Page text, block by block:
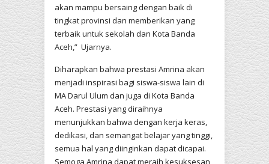
akan mampu bersaing dengan baik di
tingkat provinsi dan memberikan yang
terbaik untuk sekolah dan Kota Banda
Aceh,” Ujarnya.
Diharapkan bahwa prestasi Amrina akan
menjadi inspirasi bagi siswa-siswa lain di
MA Darul Ulum dan juga di Kota Banda
Aceh. Prestasi yang diraihnya
menunjukkan bahwa dengan kerja keras,
dedikasi, dan semangat belajar yang tinggi,
semua hal yang diinginkan dapat dicapai.
Semoga Amrina dapat meraih kesuksesan